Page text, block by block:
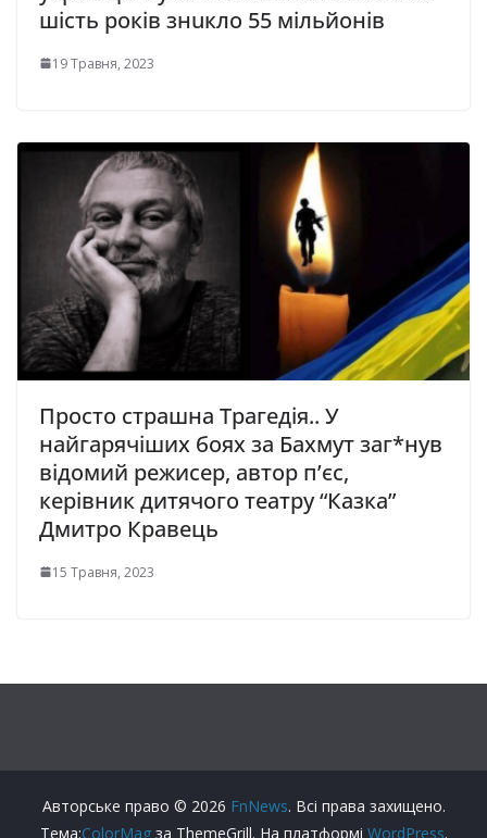
шicть poкiв знuкло 55 мiльйoнiв
19 Травня, 2023
Просто страшна Трагедія.. У
найгарячіших боях за Бахмут заг*нув
відомий режисер, автор п’єс,
керівник дитячого театру “Казка”
Дмитро Кравець
15 Травня, 2023
Авторське право © 2026 FnNews. Всі права захищено.
Тема:ColorMagза ThemeGrill. На платформі WordPress.